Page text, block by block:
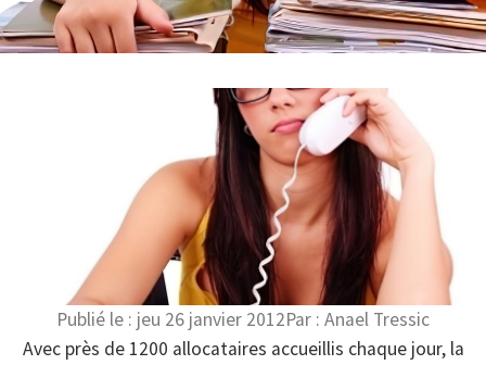
Publié le : jeu 26 janvier 2012Par : Anael Tressic
Avec près de 1200 allocataires accueillis chaque jour, la